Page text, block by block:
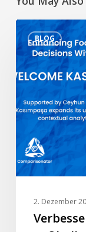
BLOG
Verbesserte
mit
KI
Willkommen
Kasımpaşa
2. Dezember